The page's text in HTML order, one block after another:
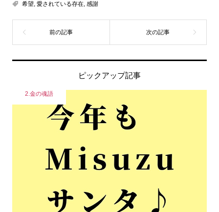
希望, 愛されている存在, 感謝
ピックアップ記事
2.金の魂語